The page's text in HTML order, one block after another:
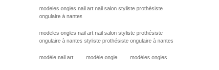
modeles ongles nail art nail salon styliste prothésiste
ongulaire à nantes
modeles ongles nail art nail salon styliste prothésiste
ongulaire à nantes styliste prothésiste ongulaire à nantes
modèle nail art modèle ongle modèles ongles